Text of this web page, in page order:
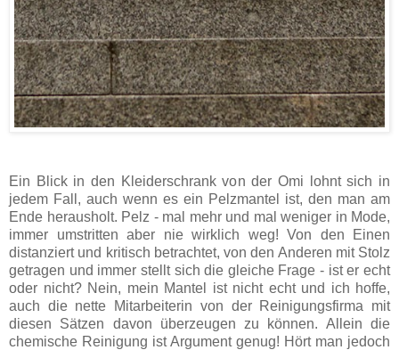
Ein Blick in den Kleiderschrank von der Omi lohnt sich in
jedem Fall, auch wenn es ein Pelzmantel ist, den man am
Ende herausholt. Pelz - mal mehr und mal weniger in Mode,
immer umstritten aber nie wirklich weg! Von den Einen
distanziert und kritisch betrachtet, von den Anderen mit Stolz
getragen und immer stellt sich die gleiche Frage - ist er echt
oder nicht? Nein, mein Mantel ist nicht echt und ich hoffe,
auch die nette Mitarbeiterin von der Reinigungsfirma mit
diesen Sätzen davon überzeugen zu können. Allein die
chemische Reinigung ist Argument genug! Hört man jedoch